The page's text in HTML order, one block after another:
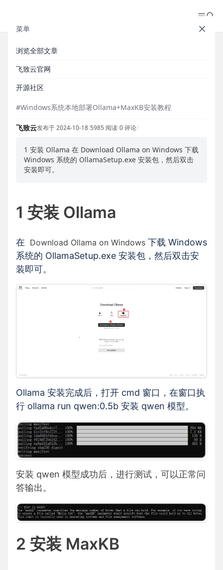
菜单
浏览全部文章
飞致云官网
开源社区
Windows系统本地部署
Ollama+MaxKB安装教程
#Windows系统本地部署Ollama+MaxKB安装教程
飞致云发布于 2024-10-18/5985 阅读/0 评论/
1 安装 Ollama 在 Download Ollama on Windows 下载
Windows 系统的 OllamaSetup.exe 安装包，然后双击
安装即可。
1 安装 Ollama
在 Download Ollama on Windows 下载 Windows
系统的 OllamaSetup.exe 安装包，然后双击安
装即可。
Ollama 安装完成后，打开 cmd 窗口，在窗口执
行 ollama run qwen:0.5b 安装 qwen 模型。
安装 qwen 模型成功后，进行测试，可以正常问
答输出。
2 安装 MaxKB